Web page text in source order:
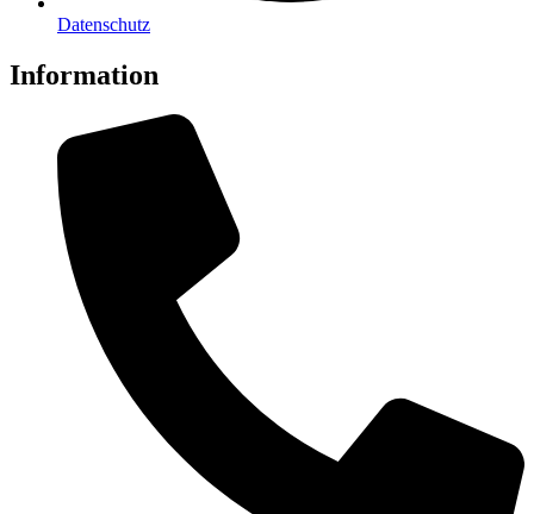
Datenschutz
Information